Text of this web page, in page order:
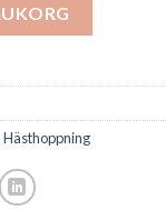
Hästhoppning